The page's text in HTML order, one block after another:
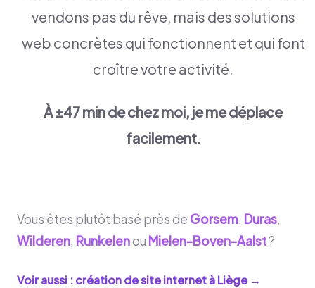
vendons pas du rêve, mais des solutions
web concrètes qui fonctionnent et qui font
croître votre activité.
À ±47 min de chez moi, je me déplace
facilement.
Vous êtes plutôt basé près de Gorsem, Duras,
Wilderen, Runkelenou Mielen-Boven-Aalst?
Voir aussi : création de site internet àLiège→